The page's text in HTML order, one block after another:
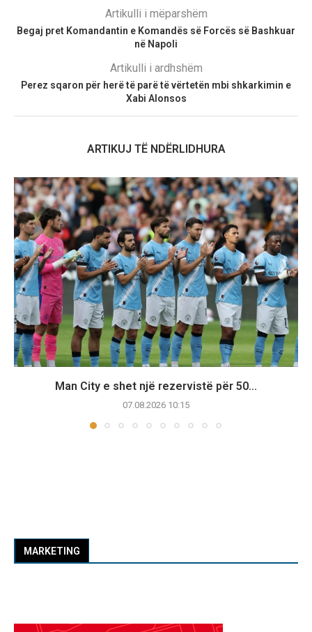
Artikulli i mëparshëm
Begaj pret Komandantin e Komandës së Forcës së Bashkuar
në Napoli
Artikulli i ardhshëm
Perez sqaron për herë të parë të vërtetën mbi shkarkimin e
Xabi Alonsos
ARTIKUJ TË NDËRLIDHURA
Man City e shet një rezervistë për 50...
07.08.2026 10:15
MARKETING